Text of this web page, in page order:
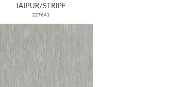
JAIPUR/STRIPE
227641